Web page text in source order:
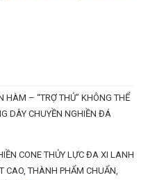
HÀM – “TRỢ THỦ” KHÔNG THỂ
DÂY CHUYỀN NGHIỀN ĐÁ
CONE THỦY LỰC ĐA XI LANH
CAO, THÀNH PHẨM CHUẨN,